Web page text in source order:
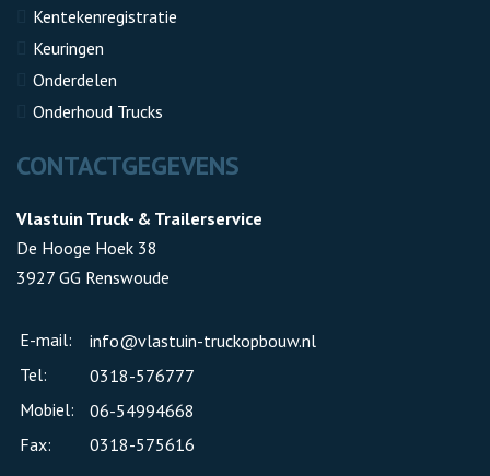
Kentekenregistratie
Keuringen
Onderdelen
Onderhoud Trucks
CONTACTGEGEVENS
Vlastuin Truck- & Trailerservice
De Hooge Hoek 38
3927 GG Renswoude
E-mail:
info@vlastuin-truckopbouw.nl
Tel:
0318-576777
Mobiel:
06-54994668
Fax:
0318-575616